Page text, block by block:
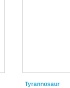
Tyrannosaur